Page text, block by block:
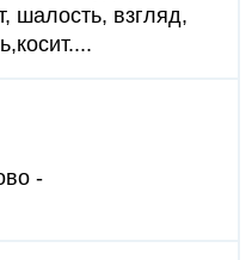
шалость, взгляд,
-